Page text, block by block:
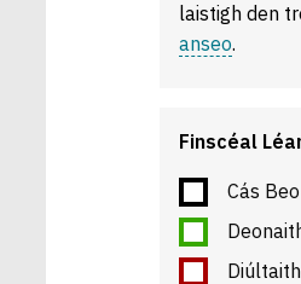
laistigh den
anseo.
Finscéal
Cás Beo